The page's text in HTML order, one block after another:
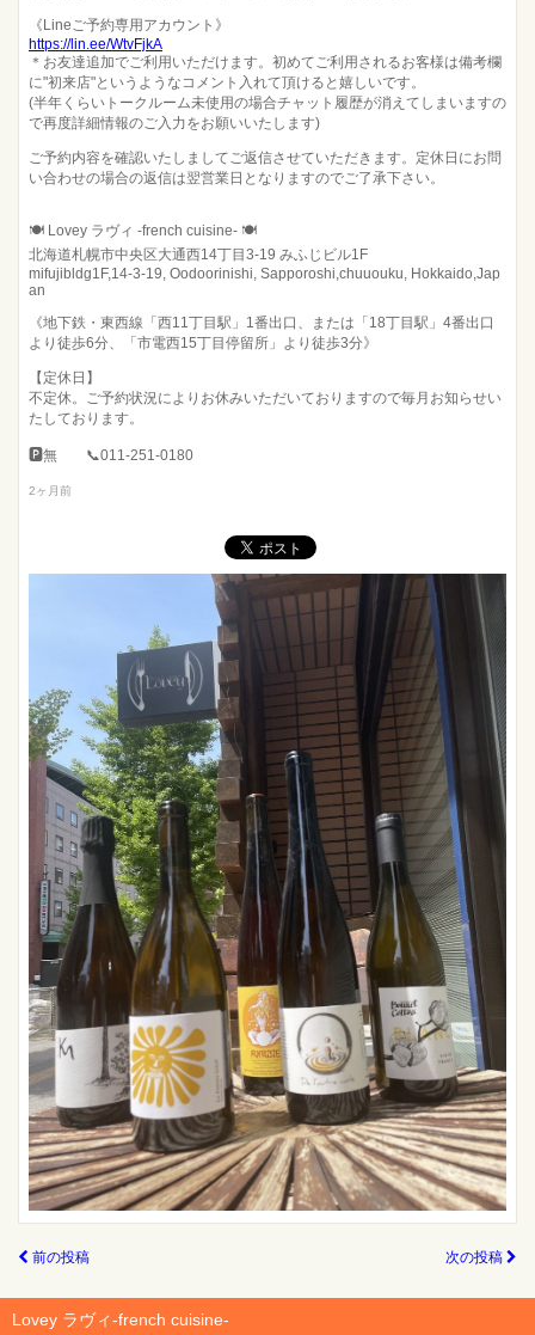
《Lineご予約専用アカウント》
https://lin.ee/WtvFjkA
＊お友達追加でご利用いただけます。初めてご利用されるお客様は備考欄
に"初来店"というようなコメント入れて頂けると嬉しいです。
(半年くらいトークルーム未使用の場合チャット履歴が消えてしまいますの
で再度詳細情報のご入力をお願いいたします)
ご予約内容を確認いたしましてご返信させていただきます。定休日にお問
い合わせの場合の返信は翌営業日となりますのでご了承下さい。
🍽️ Lovey ラヴィ -french cuisine- 🍽️
北海道札幌市中央区大通西14丁目3-19 みふじビル1F
mifujibldg1F,14-3-19, Oodoorinishi, Sapporoshi,chuuouku, Hokkaido,Jap
an
《地下鉄・東西線「西11丁目駅」1番出口、または「18丁目駅」4番出口
より徒歩6分、「市電西15丁目停留所」より徒歩3分》
【定休日】
不定休。ご予約状況によりお休みいただいておりますので毎月お知らせい
たしております。
🅿︎無 📞011-251-0180
2ヶ月前
前の投稿 次の投稿
Lovey ラヴィ-french cuisine-